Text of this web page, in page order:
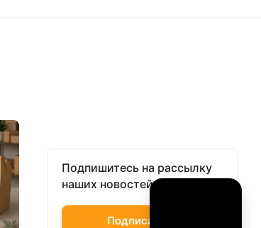
Подпишитесь на рассылку
наших новостей и акций
Подписаться